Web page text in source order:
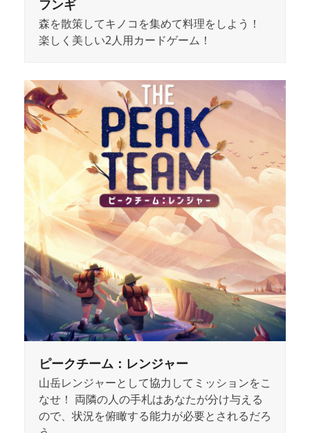
フンギ
森を散策してキノコを集めて料理をしよう！
楽しく美しい2人用カードゲーム！
ピークチーム：レンジャー
山岳レンジャーとして協力してミッションをこ
なせ！ 両隣の人の手札はあなたが分け与える
ので、状況を俯瞰する能力が必要とされるだろ